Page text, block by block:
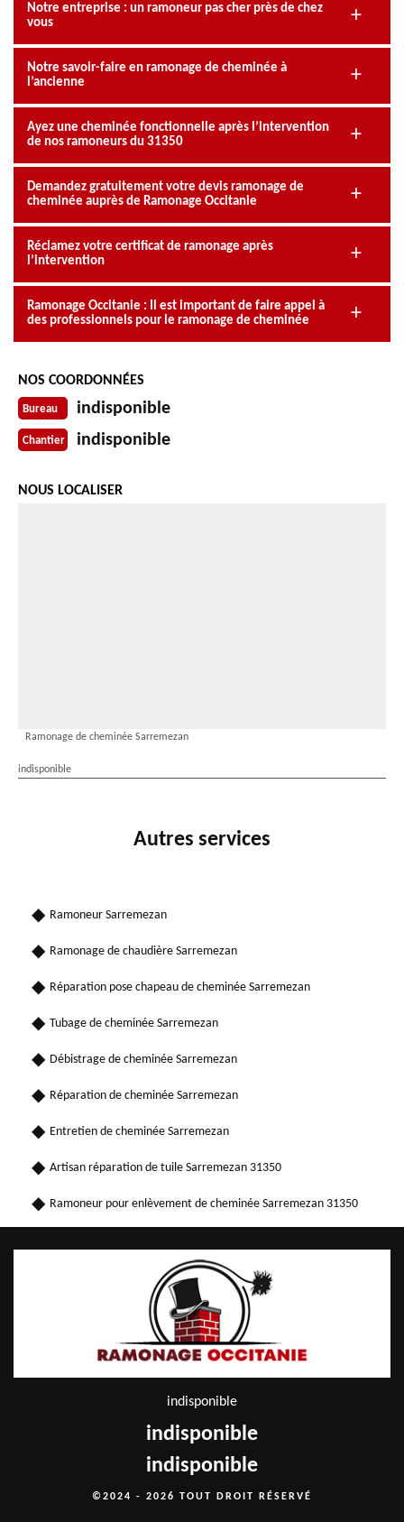
Notre entreprise : un ramoneur pas cher près de chez
vous
Notre savoir-faire en ramonage de cheminée à
l’ancienne
Ayez une cheminée fonctionnelle après l’intervention
de nos ramoneurs du 31350
Demandez gratuitement votre devis ramonage de
cheminée auprès de Ramonage Occitanie
Réclamez votre certificat de ramonage après
l’intervention
Ramonage Occitanie : Il est important de faire appel à
des professionnels pour le ramonage de cheminée
NOS COORDONNÉES
Bureau indisponible
Chantier indisponible
NOUS LOCALISER
Ramonage de cheminée Sarremezan
indisponible
Autres services
Ramoneur Sarremezan
Ramonage de chaudière Sarremezan
Réparation pose chapeau de cheminée Sarremezan
Tubage de cheminée Sarremezan
Débistrage de cheminée Sarremezan
Réparation de cheminée Sarremezan
Entretien de cheminée Sarremezan
Artisan réparation de tuile Sarremezan 31350
Ramoneur pour enlèvement de cheminée Sarremezan 31350
indisponible
indisponible
indisponible
©2024 - 2026 TOUT DROIT RÉSERVÉ